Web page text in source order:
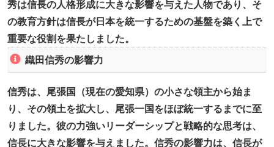
秀は信長の人格形成に大きな影響を与えた人物であり、そ
の教育方針は信長が日本を統一するための基盤を築く上で
重要な役割を果たしました。
織田信秀の影響力
信秀は、尾張国（現在の愛知県）の小さな領主から始ま
り、その領土を拡大し、尾張一国をほぼ統一するまでに至
りました。彼の力強いリーダーシップと戦略的な思考は、
信長に大きな影響を与えました。信秀の影響力は、信長が